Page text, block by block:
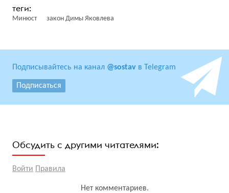
Минюст закон Димы Яковлева
Подписывайтесь на канал @sostav в Telegram
Подписаться
Обсудить с другими читателями:
Войти Правила
Нет комментариев.